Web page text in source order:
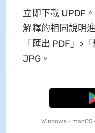
立即下載 UPDF
解釋的相同說明
「匯出 PDF」>
JPG。
Windows • macOS